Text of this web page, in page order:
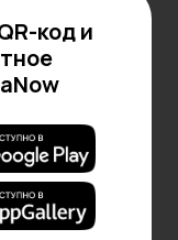
код и